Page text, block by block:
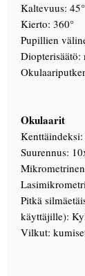
Kaltevuus: 45°
Kierto: 360°
Pupillien
Diopterisäätö:
Okulaarit
Suurennus:
Pitkä
käyttäjille):
Vilkut: